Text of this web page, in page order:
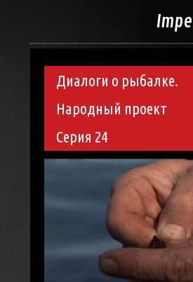
Диалоги о рыбалке.
Народный проект
Серия 24